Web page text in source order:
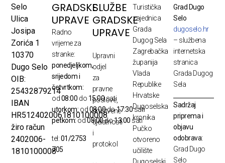
Selo
Ulica
Josipa
Zorića 1
10370
Dugo Selo
OIB:
25432879214
IBAN
HR5124020061810100008
žiro račun
2402006-
1810100008
GRADSKE
UPRAVE
Radno
vrijeme za
stranke:
ponedjeljkom,
srijedom i
četvrtkom:
od08:00 do 15:00sati
utorkom: od08:00do17:30sati
petkom:od08:00do13:00 sati
tel:01/2753
705
SLUŽBE
GRADSKE
UPRAVE
Upravni
odjel
za
pravne
poslove,
društvene
djelatnosti
i
protokol
Turistička
zajednica
Grada
Dugog Sela
Zagrebačka
županija
Vlada
Republike
Hrvatske
Dugoselska
kronika
Pučko
otvoreno
učilište
Dugoselski
Grad Dugo
Selo
dugoselo.hr
– službena
internetska
stranica
Grada Dugog
Sela
Sadržaj
priprema i
objavu
odobrava:
Grad Dugo
Selo